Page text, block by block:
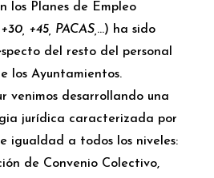
los Planes de Empleo
+45, PACAS, …) ha sido
del resto del personal
los Ayuntamientos.
venimos desarrollando una
jurídica caracterizada por
igualdad a todos los niveles:
de Convenio Colectivo,